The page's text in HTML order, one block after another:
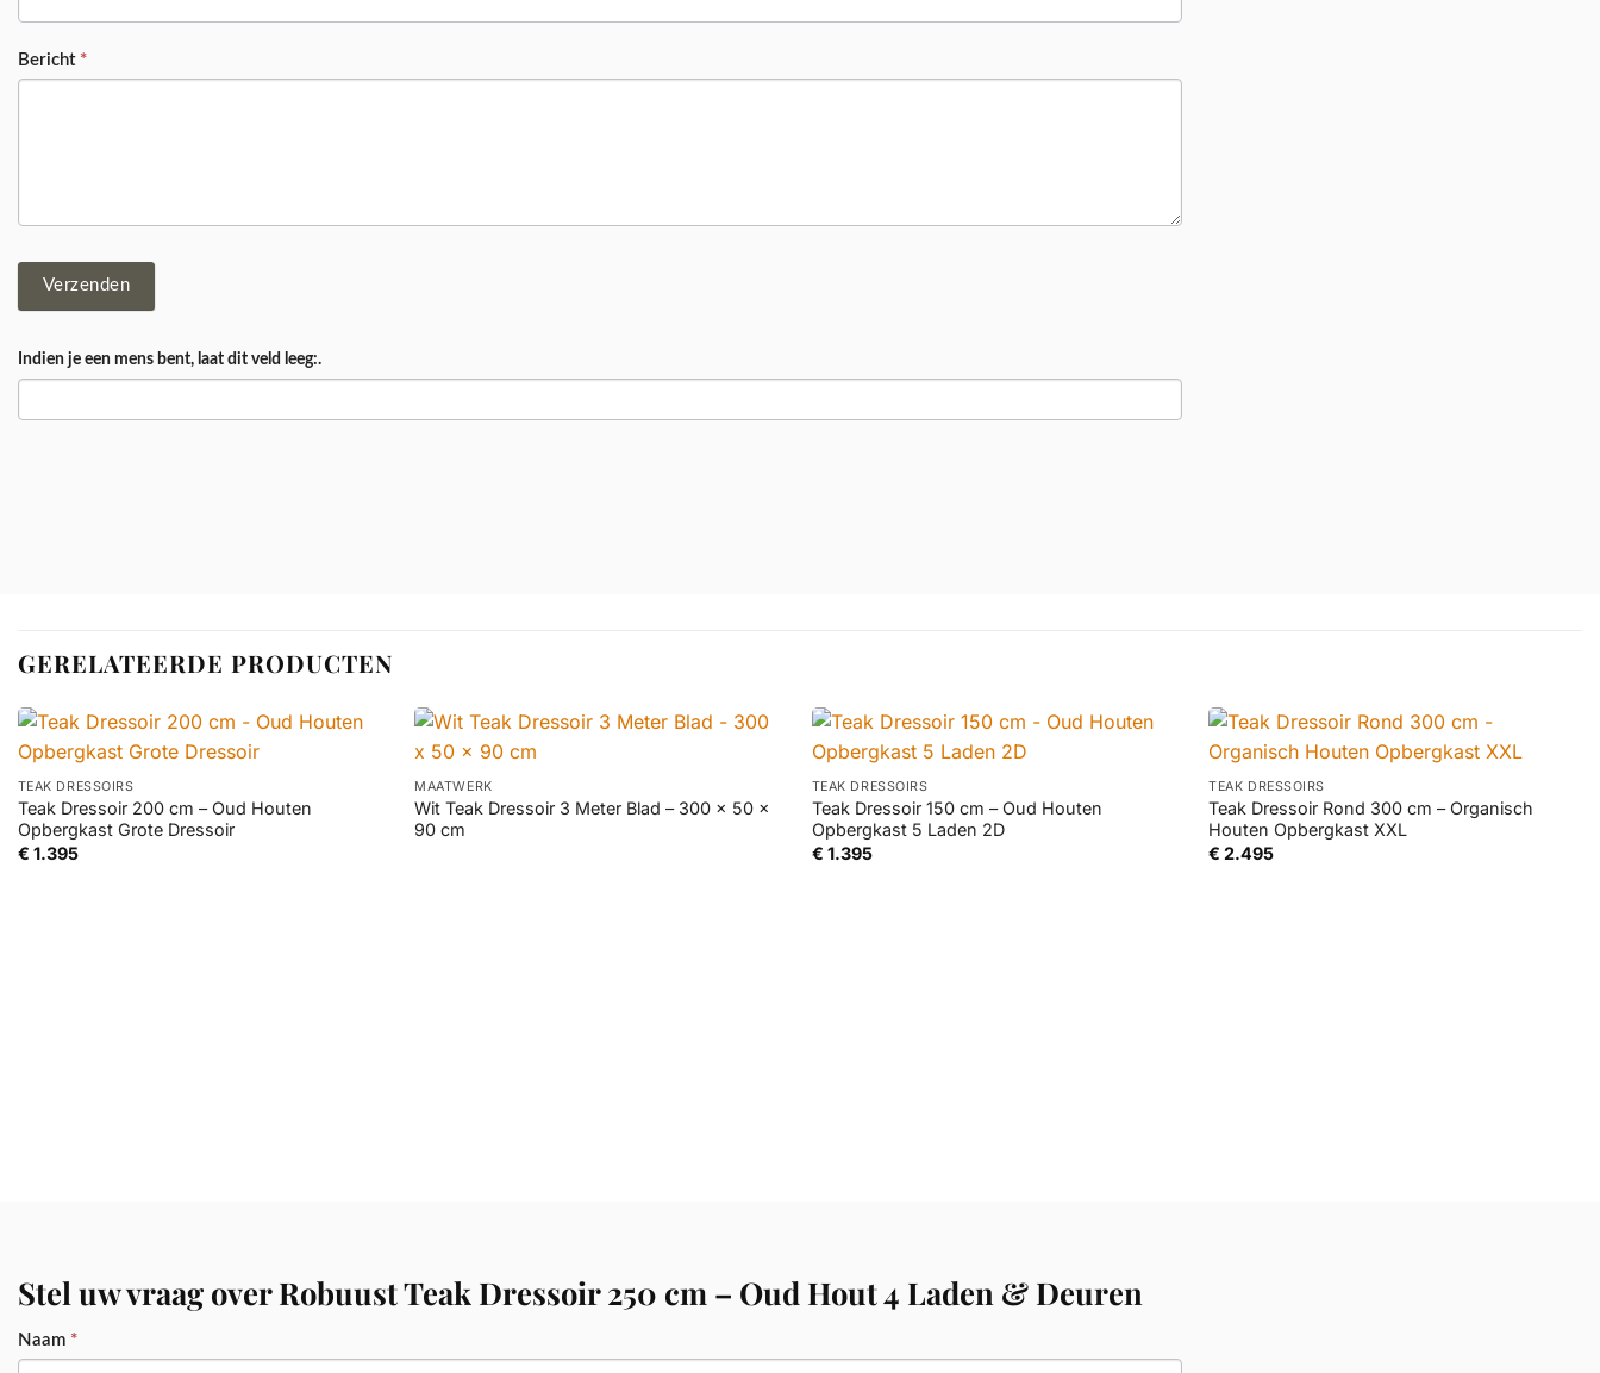
Bericht *
Verzenden
Indien je een mens bent, laat dit veld leeg:.
GERELATEERDE PRODUCTEN
+
TEAK DRESSOIRS
Teak Dressoir 200 cm – Oud Houten
Opbergkast Grote Dressoir
€ 1.395
+
MAATWERK
Wit Teak Dressoir 3 Meter Blad – 300 x 50 x
90 cm
+
TEAK DRESSOIRS
Teak Dressoir 150 cm – Oud Houten
Opbergkast 5 Laden 2D
€ 1.395
TEAK DRESSOIRS
Teak Dressoir Rond 300 cm – Organisch
Houten Opbergkast XXL
€ 2.495
Stel uw vraag over Robuust Teak Dressoir 250 cm – Oud Hout 4 Laden & Deuren
PRODUCT
Naam *